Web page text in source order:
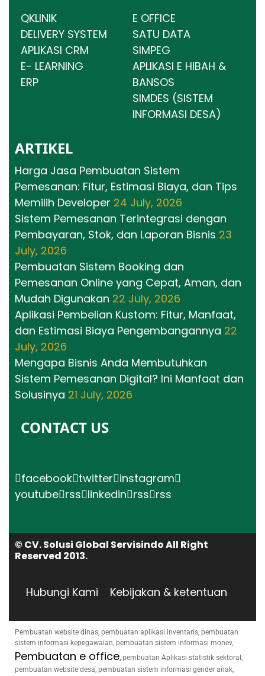
QKLINIK
DELIVERY SYSTEM
APLIKASI CRM
E- LEARNING
ERP
E OFFICE
SATU DATA
SIMPEG
APLIKASI E HIBAH &
BANSOS
SIMDES (SISTEM
INFORMASI DESA)
ARTIKEL
Harga Jasa Pembuatan Sistem
Pemesanan: Fitur, Estimasi Biaya, dan Tips
Memilih Developer 24 July, 2026
Sistem Pemesanan Terintegrasi dengan
Pembayaran, Stok, dan Laporan Bisnis 23
July, 2026
Pembuatan Sistem Booking dan
Pemesanan Online yang Cepat, Aman, dan
Mudah Digunakan 22 July, 2026
Aplikasi Pembelian Kustom: Fitur, Manfaat,
dan Estimasi Biaya Pengembangannya 22
July, 2026
Mengapa Bisnis Anda Membutuhkan
Sistem Pemesanan Digital? Ini Manfaat dan
Solusinya 21 July, 2026
CONTACT US
facebook twitter instagram
youtube rss linkedin rss rss
© CV. Solusi Global Servisindo All Right
Reserved 2013.
Hubungi Kami Kebijakan & ketentuan
Pembuatan website dinas, pembuatan aplikasi inventaris, pembuatan
sistem informasi kepegawaian, pembuatan sistem informasi monev,
Pembuatan e office, pembuatan Aplikasi statistik sektoral,
pembuatan website desa, pembuatan sistem informasi gender anak,